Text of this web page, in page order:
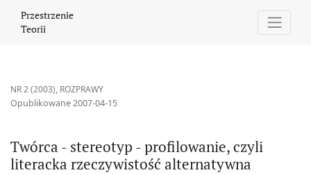
Przestrzenie
Teorii
NR 2 (2003), ROZPRAWY
Twórca - stereotyp - profilowanie, czyli
literacka rzeczywistość alternatywna
Opublikowane 2007-04-15